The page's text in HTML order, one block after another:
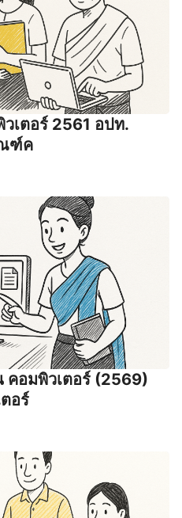
เตอร์ 2561 อปท.
ฑ์ค
คอมพิวเตอร์ (2569)
อร์